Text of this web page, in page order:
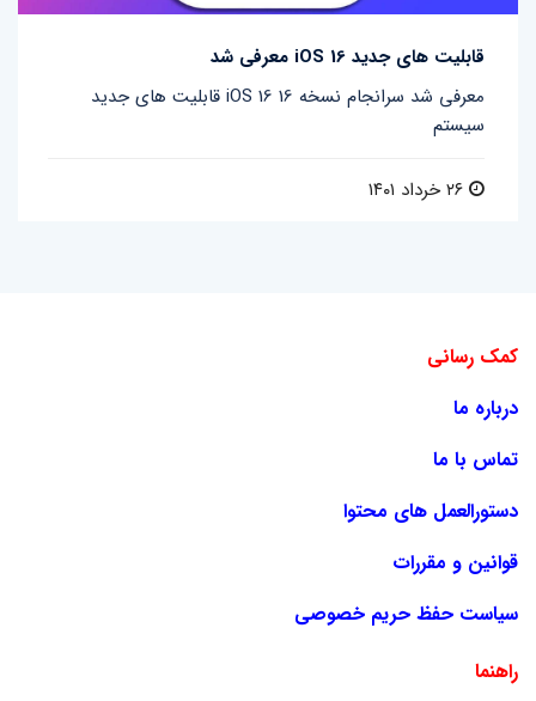
قابلیت های جدید iOS 16 معرفی شد
قابلیت های جدید iOS 16 معرفی شد سرانجام نسخه 16
سیستم
کمک رسانی
درباره ما
تماس با ما
دستورالعمل های محتوا
قوانین و مقررات
سیاست حفظ حریم خصوصی
راهنما